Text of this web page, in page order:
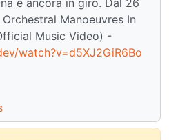
è ancora in giro. Dal 26
Manoeuvres In
Music Video) -
watch?v=d5XJ2GiR6Bo